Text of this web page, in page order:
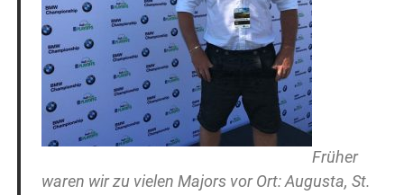
Früher
waren wir zu vielen Majors vor Ort: Augusta, St.